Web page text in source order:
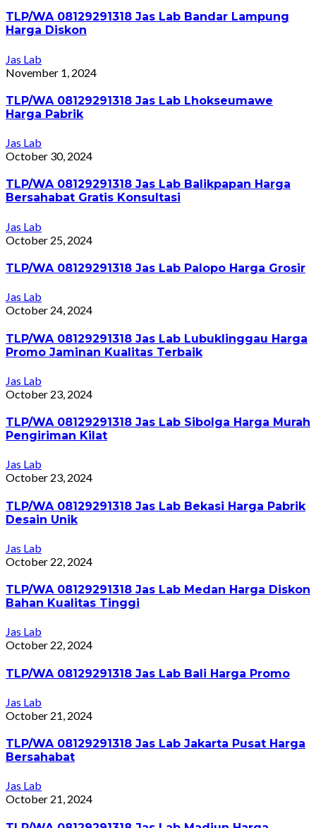
TLP/WA 08129291318 Jas Lab Bandar Lampung
Harga Diskon
Jas Lab
November 1, 2024
TLP/WA 08129291318 Jas Lab Lhokseumawe
Harga Pabrik
Jas Lab
October 30, 2024
TLP/WA 08129291318 Jas Lab Balikpapan Harga
Bersahabat Gratis Konsultasi
Jas Lab
October 25, 2024
TLP/WA 08129291318 Jas Lab Palopo Harga Grosir
Jas Lab
October 24, 2024
TLP/WA 08129291318 Jas Lab Lubuklinggau Harga
Promo Jaminan Kualitas Terbaik
Jas Lab
October 23, 2024
TLP/WA 08129291318 Jas Lab Sibolga Harga Murah
Pengiriman Kilat
Jas Lab
October 23, 2024
TLP/WA 08129291318 Jas Lab Bekasi Harga Pabrik
Desain Unik
Jas Lab
October 22, 2024
TLP/WA 08129291318 Jas Lab Medan Harga Diskon
Bahan Kualitas Tinggi
Jas Lab
October 22, 2024
TLP/WA 08129291318 Jas Lab Bali Harga Promo
Jas Lab
October 21, 2024
TLP/WA 08129291318 Jas Lab Jakarta Pusat Harga
Bersahabat
Jas Lab
October 21, 2024